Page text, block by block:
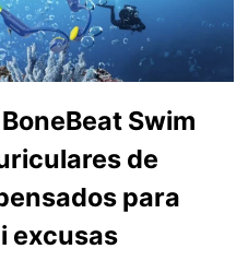
Swim
de
para
excusas